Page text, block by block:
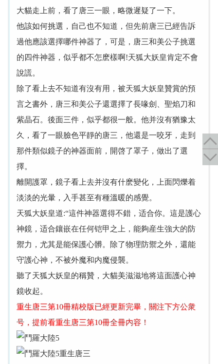
大貓走上前，看了唐三一眼，略微遲疑了一下。
他該如何挑選，自己也不知道，但先前唐三已經告訴
過他應該選擇哪件神器了，可是，唐三和美公子挑選
的四件神器，似乎都不怎麽樣啊!天狐大妖皇肯定不會
說謊。
除了看上去不知道有沒有用，被天狐大妖皇贊賞的預
言之書外，唐三和美公子還選擇了長喙劍、聖焰刀和
紫晶石。後面三件，似乎都很一般。他并沒有猶豫太
久，看了一眼臉色平靜的唐三，他還是一咬牙，走到
那件類似鏡子的神器面前，開啓了罩子，做出了選
擇。
離開護罩，鏡子看上去并沒有什麽變化，上面閃爍着
淡淡的光暈，入手甚至有種溫暖的感覺。
天狐大妖皇道:“這件神器選得不錯，适合你。這是護心
神鏡，适合鑲嵌在任何铠甲之上，能夠産生強大的防
禦力，尤其是能保護心髒。除了物理防禦之外，還能
守護心神，不被外魔和内魔侵襲。
聽了天狐大妖皇的稱贊，大貓美滋滋地将這面護心神
鏡收起。
重生唐三第10冊精校版已經更新完畢，關注下方公衆
号，提前看重生唐三第10冊全冊内容！